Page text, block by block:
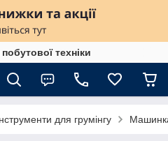
техніки
для грумінгу